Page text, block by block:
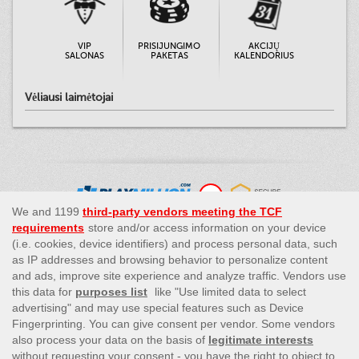
VIP
SALONAS
PRISIJUNGIMO
PAKETAS
AKCIJŲ
KALENDORIUS
Vėliausi laimėtojai
This site’s operations are regulated by the Malta Gaming
Authority and is operated by Skill On Net Limited, Office 1/5297
Level G, Quantum House, 75, Abate Rigord Street, Ta’ Xbiex, XBX
1120, Malta, under the gaming license issued by the Malta